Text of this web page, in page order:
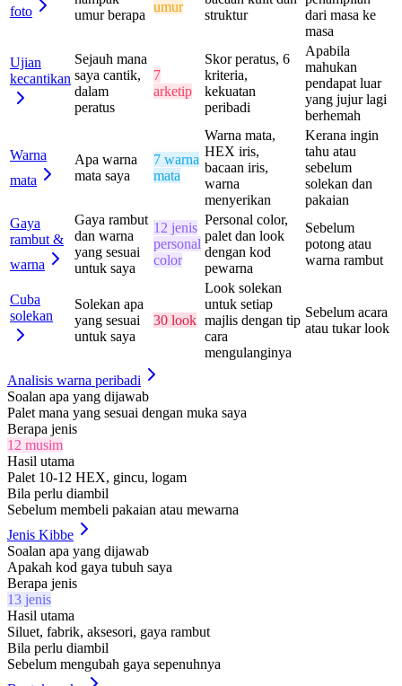
foto
umur berapa
umur
struktur
dari masa ke
masa
Ujian
kecantikan
Sejauh mana
saya cantik,
dalam
peratus
7
arketip
Skor peratus, 6
kriteria,
kekuatan
peribadi
Apabila
mahukan
pendapat luar
yang jujur lagi
berhemah
Warna
mata
Apa warna
mata saya
7 warna
mata
Warna mata,
HEX iris,
bacaan iris,
warna
menyerikan
Kerana ingin
tahu atau
sebelum
solekan dan
pakaian
Gaya
rambut &
warna
Gaya rambut
dan warna
yang sesuai
untuk saya
12 jenis
personal
color
Personal color,
palet dan look
dengan kod
pewarna
Sebelum
potong atau
warna rambut
Cuba
solekan
Solekan apa
yang sesuai
untuk saya
30 look
Look solekan
untuk setiap
majlis dengan tip
cara
mengulanginya
Sebelum acara
atau tukar look
Analisis warna peribadi
Soalan apa yang dijawab
Palet mana yang sesuai dengan muka saya
Berapa jenis
12 musim
Hasil utama
Palet 10-12 HEX, gincu, logam
Bila perlu diambil
Sebelum membeli pakaian atau mewarna
Jenis Kibbe
Soalan apa yang dijawab
Apakah kod gaya tubuh saya
Berapa jenis
13 jenis
Hasil utama
Siluet, fabrik, aksesori, gaya rambut
Bila perlu diambil
Sebelum mengubah gaya sepenuhnya